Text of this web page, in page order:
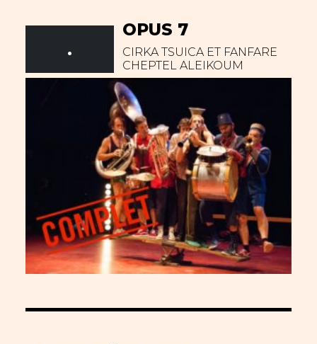
OPUS 7
CIRKA TSUICA ET FANFARE
CHEPTEL ALEIKOUM
.